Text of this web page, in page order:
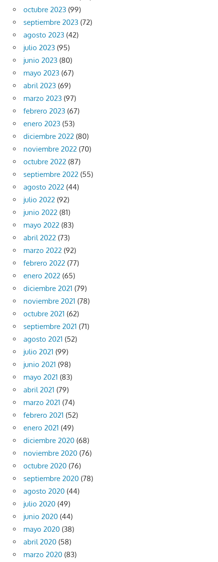
octubre 2023 (99)
septiembre 2023 (72)
agosto 2023 (42)
julio 2023 (95)
junio 2023 (80)
mayo 2023 (67)
abril 2023 (69)
marzo 2023 (97)
febrero 2023 (67)
enero 2023 (53)
diciembre 2022 (80)
noviembre 2022 (70)
octubre 2022 (87)
septiembre 2022 (55)
agosto 2022 (44)
julio 2022 (92)
junio 2022 (81)
mayo 2022 (83)
abril 2022 (73)
marzo 2022 (92)
febrero 2022 (77)
enero 2022 (65)
diciembre 2021 (79)
noviembre 2021 (78)
octubre 2021 (62)
septiembre 2021 (71)
agosto 2021 (52)
julio 2021 (99)
junio 2021 (98)
mayo 2021 (83)
abril 2021 (79)
marzo 2021 (74)
febrero 2021 (52)
enero 2021 (49)
diciembre 2020 (68)
noviembre 2020 (76)
octubre 2020 (76)
septiembre 2020 (78)
agosto 2020 (44)
julio 2020 (49)
junio 2020 (44)
mayo 2020 (38)
abril 2020 (58)
marzo 2020 (83)